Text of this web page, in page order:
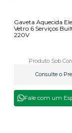
Gaveta Aquecida
Vetro 6 Serviços
220V
Produto Sob
Consulte o
Fale com um